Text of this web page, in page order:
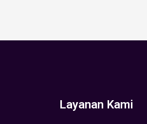
Layanan Kami